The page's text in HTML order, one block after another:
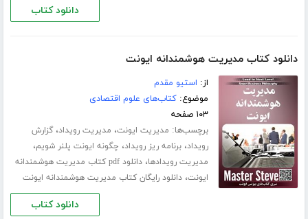
دانلود کتاب
دانلود کتاب مدیریت هوشمندانه ایونت
از: استیو مقدم
موضوع:کتاب‌های علوم اقتصادی
۱۰۳ صفحه
برچسب‌ها: مدیریت ایونت، مدیریت رویداد،گزارش
رویداد،برنامه ریز رویداد، چگونه ایونت پلنر شویم،
مدیریت رویدادها،
دانلود pdf کتاب مدیریت هوشمندانه
ایونت،دانلود رایگان کتاب مدیریت هوشمندانه ایونت
دانلود کتاب